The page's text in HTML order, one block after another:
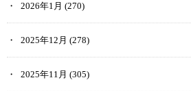
2026年1月 (270)
2025年12月 (278)
2025年11月 (305)